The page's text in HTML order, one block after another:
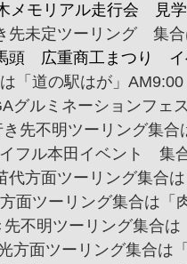
メモリアル走行会 見学
先未定ツーリング 集
広重商工まつり イ
「道の駅はが」
グルミネーションフェ
先不明ツーリング集
フル本田イベント 集
代方面ツーリング集合
面ツーリング集合は「
不明ツーリング集合
方面ツーリング集合は